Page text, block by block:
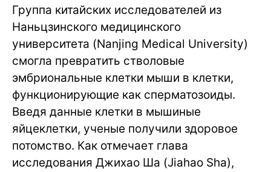
Группа китайских исследователей из
Наньцзинского медицинского
университета (Nanjing Medical University)
смогла превратить стволовые
эмбриональные клетки мыши в клетки,
функционирующие как сперматозоиды.
Введя данные клетки в мышиные
яйцеклетки, ученые получили здоровое
потомство. Как отмечает глава
исследования Джихао Ша (Jiahao Sha),